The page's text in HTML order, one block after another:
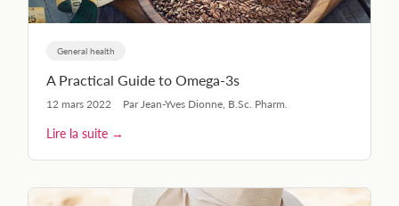
General health
A Practical Guide to Omega-3s
12 mars 2022 Par Jean-Yves Dionne, B.Sc. Pharm.
Lire la suite →